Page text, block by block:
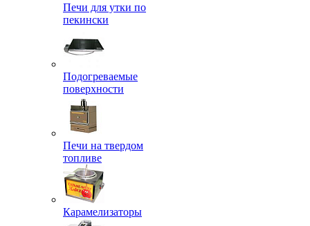
Печи для утки по
пекински
Подогреваемые
поверхности
Печи на твердом
топливе
Карамелизаторы